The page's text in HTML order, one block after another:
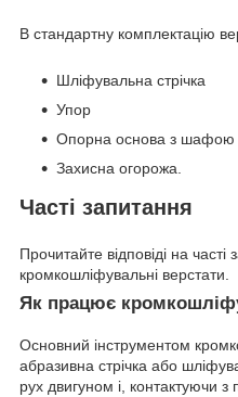
В стандартну комплектацію
Шліфувальна стрічка
Упор
Опорна основа з шафою
Захисна огорожа.
Часті запитання
Прочитайте відповіді на
кромкошліфувальні верстати.
Як працює
Основний інструментом
абразивна стрічка або
рух двигуном і, контактуючи